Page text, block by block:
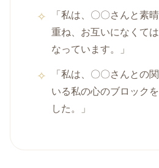
「私は、〇〇さんと素
重ね、お互いになくて
なっています。」
「私は、〇〇さんとの
いる私の心のブロック
した。」